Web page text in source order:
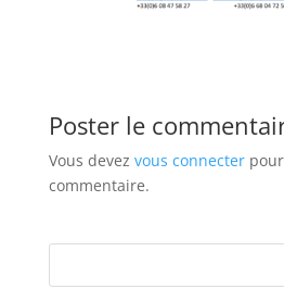
Poster le
Vous devez vous connecter
commentaire.